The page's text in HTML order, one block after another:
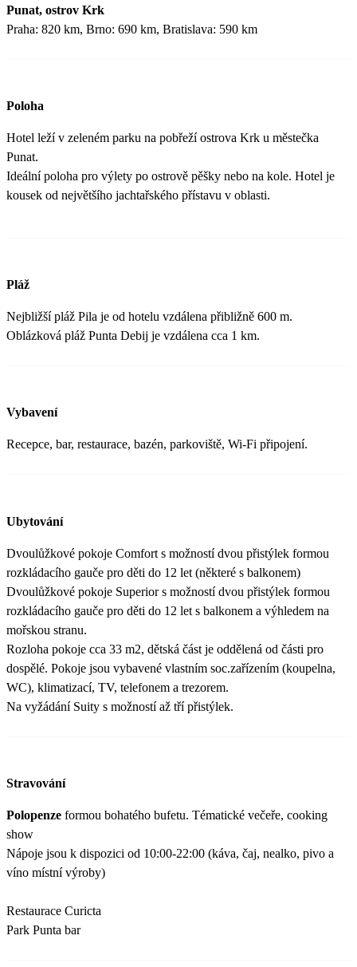
Punat, ostrov Krk
Praha: 820 km, Brno: 690 km, Bratislava: 590 km
Poloha
Hotel leží v zeleném parku na pobřeží ostrova Krk u městečka
Punat.
Ideální poloha pro výlety po ostrově pěšky nebo na kole. Hotel je
kousek od největšího jachtařského přístavu v oblasti.
Pláž
Nejbližší pláž Pila je od hotelu vzdálena přibližně 600 m.
Oblázková pláž Punta Debij je vzdálena cca 1 km.
Vybavení
Recepce, bar, restaurace, bazén, parkoviště, Wi-Fi připojení.
Ubytování
Dvoulůžkové pokoje Comfort s možností dvou přistýlek formou
rozkládacího gauče pro děti do 12 let (některé s balkonem)
Dvoulůžkové pokoje Superior s možností dvou přistýlek formou
rozkládacího gauče pro děti do 12 let s balkonem a výhledem na
mořskou stranu.
Rozloha pokoje cca 33 m2, dětská část je oddělená od části pro
dospělé. Pokoje jsou vybavené vlastním soc.zařízením (koupelna,
WC), klimatizací, TV, telefonem a trezorem.
Na vyžádání Suity s možností až tří přistýlek.
Stravování
Polopenze formou bohatého bufetu. Tématické večeře, cooking
show
Nápoje jsou k dispozici od 10:00-22:00 (káva, čaj, nealko, pivo a
víno místní výroby)
Restaurace Curicta
Park Punta bar